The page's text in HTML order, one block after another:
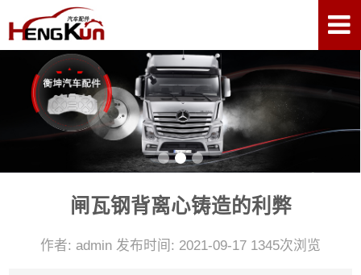
闸瓦钢背离心铸造的利弊
作者: admin 发布时间: 2021-09-17 1345次浏览